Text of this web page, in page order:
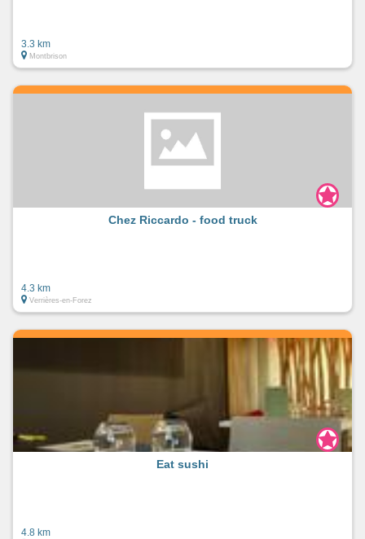
3.3 km
Montbrison
Chez Riccardo - food truck
4.3 km
Verrières-en-Forez
Eat sushi
4.8 km